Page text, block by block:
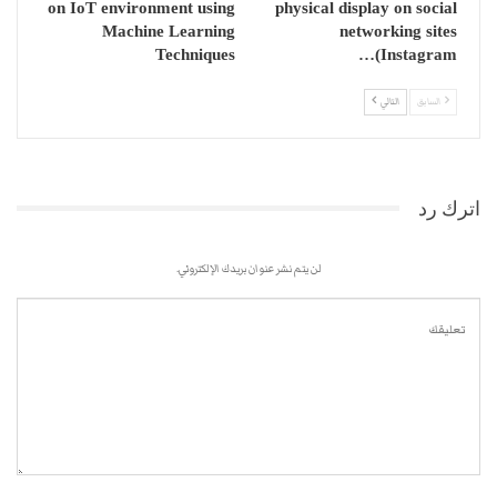
physical display on social
networking sites
(Instagram…
on IoT environment using
Machine Learning
Techniques
السابق التالي
اترك رد
لن يتم نشر عنوان بريدك الإلكتروني.